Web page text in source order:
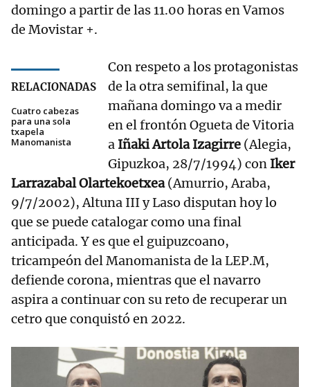
domingo a partir de las 11.00 horas en Vamos
de Movistar +.
RELACIONADAS
Cuatro cabezas
para una sola
txapela
Manomanista
Con respeto a los protagonistas
de la otra semifinal, la que
mañana domingo va a medir
en el frontón Ogueta de Vitoria
a Iñaki Artola Izagirre (Alegia,
Gipuzkoa, 28/7/1994) con Iker
Larrazabal Olartekoetxea(Amurrio, Araba,
9/7/2002), Altuna III y Laso disputan hoy lo
que se puede catalogar como una final
anticipada. Y es que el guipuzcoano,
tricampeón del Manomanista de la LEP.M,
defiende corona, mientras que el navarro
aspira a continuar con su reto de recuperar un
cetro que conquistó en 2022.